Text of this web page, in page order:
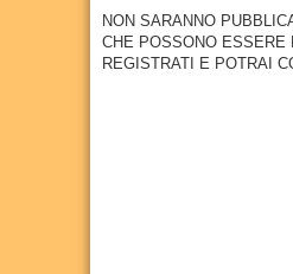
com
previs
ão de
300
NON SARANNO
CHE POSSONO ESSERE
REGISTRATI E POTRAI